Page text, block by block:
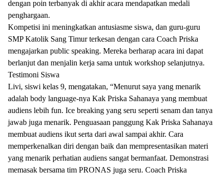
dengan poin terbanyak di akhir acara mendapatkan medali
penghargaan.
Kompetisi ini meningkatkan antusiasme siswa, dan guru-guru
SMP Katolik Sang Timur terkesan dengan cara Coach Priska
mengajarkan public speaking. Mereka berharap acara ini dapat
berlanjut dan menjalin kerja sama untuk workshop selanjutnya.
Testimoni Siswa
Livi, siswi kelas 9, mengatakan, “Menurut saya yang menarik
adalah body language-nya Kak Priska Sahanaya yang membuat
audiens lebih fun. Ice breaking yang seru seperti senam dan tanya
jawab juga menarik. Penguasaan panggung Kak Priska Sahanaya
membuat audiens ikut serta dari awal sampai akhir. Cara
memperkenalkan diri dengan baik dan mempresentasikan materi
yang menarik perhatian audiens sangat bermanfaat. Demonstrasi
memasak bersama tim PRONAS juga seru. Coach Priska